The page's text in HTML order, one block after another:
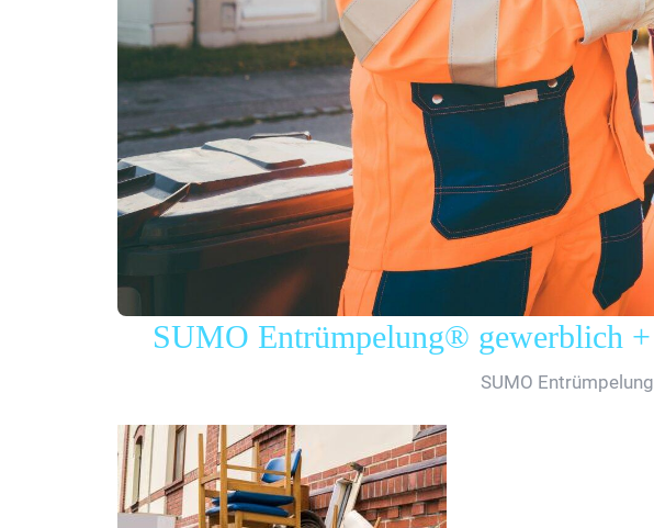
SUMO Entrümpelung® gewerblich
SUMO